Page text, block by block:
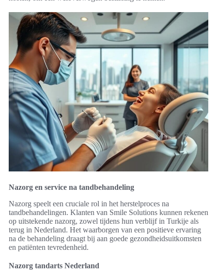
Nazorg en service na tandbehandeling
Nazorg speelt een cruciale rol in het herstelproces na
tandbehandelingen. Klanten van Smile Solutions kunnen rekenen
op uitstekende nazorg, zowel tijdens hun verblijf in Turkije als
terug in Nederland. Het waarborgen van een positieve ervaring
na de behandeling draagt bij aan goede gezondheidsuitkomsten
en patiënten tevredenheid.
Nazorg tandarts Nederland